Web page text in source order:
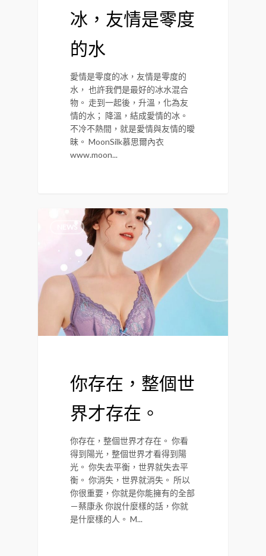
冰，友情是零度
的水
愛情是零度的冰，友情是零度的
水， 也許我們是最好的冰水混合
物。 走到一起後，升溫，化為友
情的水； 降溫，結成愛情的冰。
不冷不熱間，就是愛情與友情的曖
昧。 MoonSilk慕思爾內衣
www.moon...
NEWS
你存在，整個世
界才存在。
你存在，整個世界才存在。 你看
得到陽光，整個世界才看得到陽
光。 你失去平衡，世界就失去平
衡。 你消失，世界就消失。 所以
你很重要，你就是你能擁有的全部
－蔡康永 你說什麼樣的話，你就
是什麼樣的人。 M...